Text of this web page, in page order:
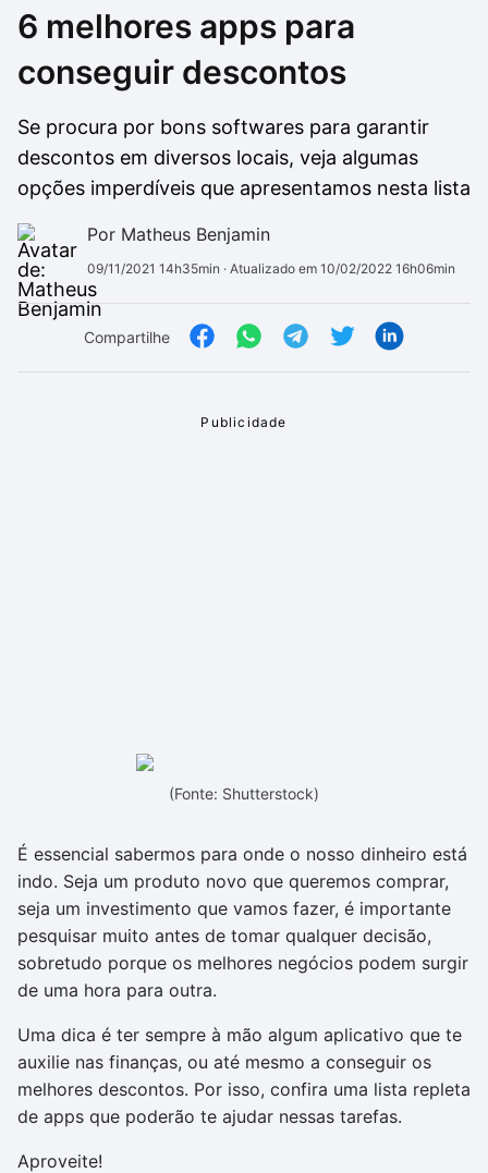
Drivers
Ver mais
Outros
Ver mais
6 melhores apps para
conseguir descontos
Se procura por bons softwares para garantir
descontos em diversos locais, veja algumas
opções imperdíveis que apresentamos nesta lista
Por Matheus Benjamin
09/11/2021 14h35min · Atualizado em 10/02/2022 16h06min
Compartilhe
(Fonte: Shutterstock)
É essencial sabermos para onde o nosso dinheiro está
indo. Seja um produto novo que queremos comprar,
seja um investimento que vamos fazer, é importante
pesquisar muito antes de tomar qualquer decisão,
sobretudo porque os melhores negócios podem surgir
de uma hora para outra.
Uma dica é ter sempre à mão algum aplicativo que te
auxilie nas finanças, ou até mesmo a conseguir os
melhores descontos. Por isso, confira uma lista repleta
de apps que poderão te ajudar nessas tarefas.
Aproveite!